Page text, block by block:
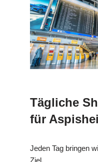
Tägliche
für
Jeden Tag bringen